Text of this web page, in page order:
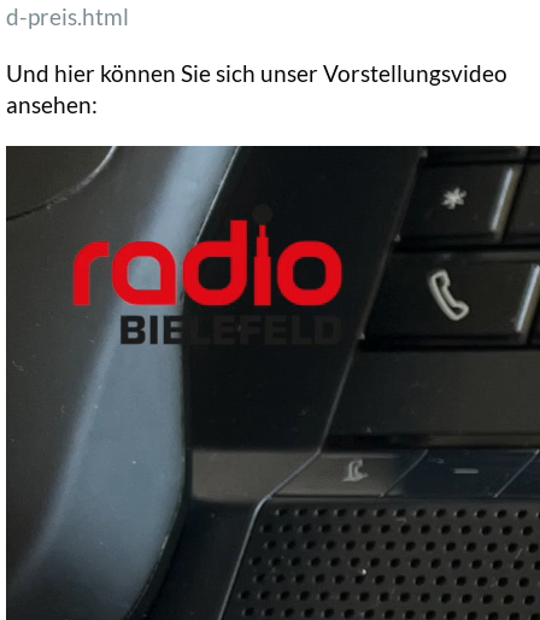
d-preis.html
Und hier können Sie sich unser Vorstellungsvideo
ansehen: